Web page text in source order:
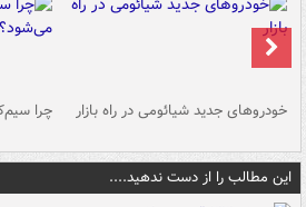
خودروهای جدید شیائومی در راه بازار چرا
این مطالب را از دست ندهید....